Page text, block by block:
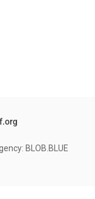
BLOB.BLUE